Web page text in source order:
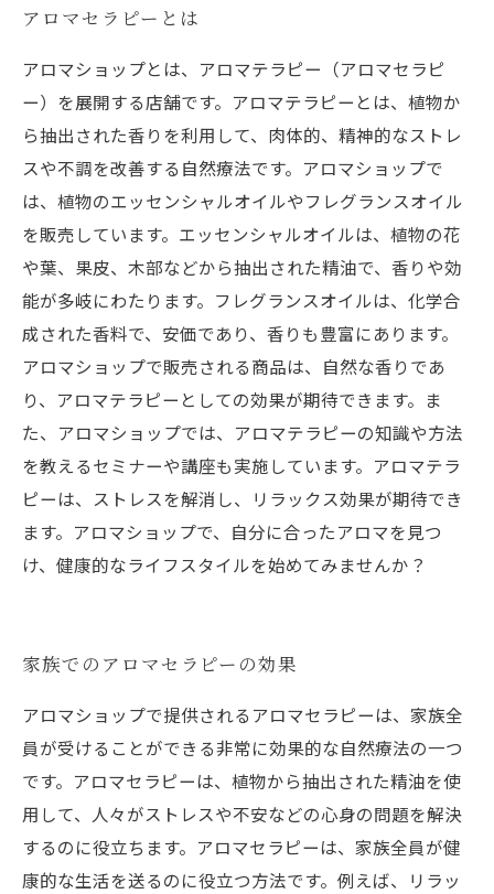
アロマセラピーとは
アロマショップとは、アロマテラピー（アロマセラピ
ー）を展開する店舗です。アロマテラピーとは、植物か
ら抽出された香りを利用して、肉体的、精神的なストレ
スや不調を改善する自然療法です。アロマショップで
は、植物のエッセンシャルオイルやフレグランスオイル
を販売しています。エッセンシャルオイルは、植物の花
や葉、果皮、木部などから抽出された精油で、香りや効
能が多岐にわたります。フレグランスオイルは、化学合
成された香料で、安価であり、香りも豊富にあります。
アロマショップで販売される商品は、自然な香りであ
り、アロマテラピーとしての効果が期待できます。ま
た、アロマショップでは、アロマテラピーの知識や方法
を教えるセミナーや講座も実施しています。アロマテラ
ピーは、ストレスを解消し、リラックス効果が期待でき
ます。アロマショップで、自分に合ったアロマを見つ
け、健康的なライフスタイルを始めてみませんか？
家族でのアロマセラピーの効果
アロマショップで提供されるアロマセラピーは、家族全
員が受けることができる非常に効果的な自然療法の一つ
です。アロマセラピーは、植物から抽出された精油を使
用して、人々がストレスや不安などの心身の問題を解決
するのに役立ちます。アロマセラピーは、家族全員が健
康的な生活を送るのに役立つ方法です。例えば、リラッ